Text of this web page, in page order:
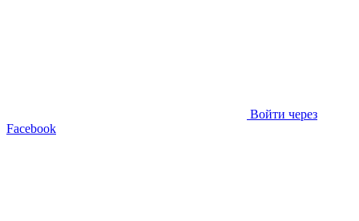
Войти через
Facebook